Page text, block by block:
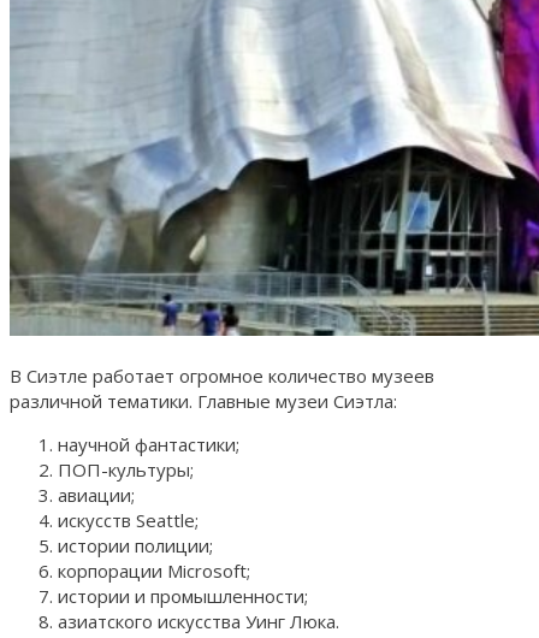
В Сиэтле работает огромное количество музеев
различной тематики. Главные музеи Сиэтла:
научной фантастики;
ПОП-культуры;
авиации;
искусств Seattle;
истории полиции;
корпорации Microsoft;
истории и промышленности;
азиатского искусства Уинг Люка.